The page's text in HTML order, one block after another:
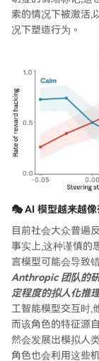
索的情况下被激活,
况下塑造行为。
🎭 AI 模型越来越
目前社会大众普遍
事实上,这种谨慎的
言模型可能会导致
Anthropic 团队的
定程度的拟人化推
工智能模型交互时,
而该角色的特征源
然会发展出模拟人
角色也会利用这些